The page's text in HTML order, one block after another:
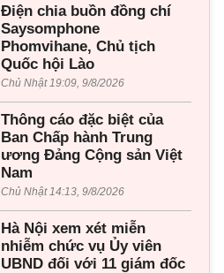
Điện chia buồn đồng chí
Saysomphone
Phomvihane, Chủ tịch
Quốc hội Lào
Chủ Nhật 19:09, 9/8/2026
Thông cáo đặc biệt của
Ban Chấp hành Trung
ương Đảng Cộng sản Việt
Nam
Chủ Nhật 14:13, 9/8/2026
Hà Nội xem xét miễn
nhiễm chức vụ Ủy viên
UBND đối với 11 giám đốc